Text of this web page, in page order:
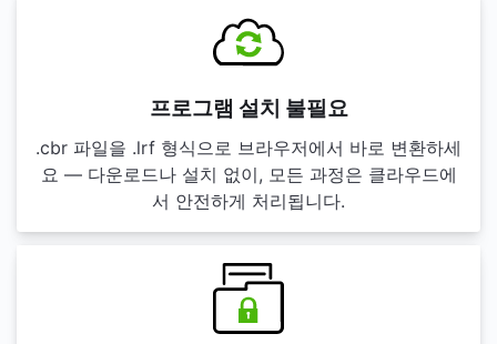
프로그램 설치 불필요
.cbr 파일을 .lrf 형식으로 브라우저에서 바로 변환하세
요 — 다운로드나 설치 없이, 모든 과정은 클라우드에
서 안전하게 처리됩니다.